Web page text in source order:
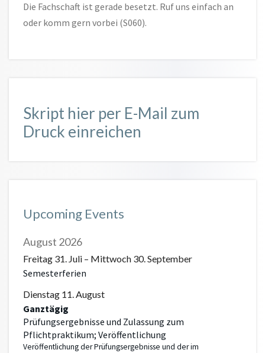
Die Fachschaft ist gerade besetzt. Ruf uns einfach an
oder komm gern vorbei (S060).
Skript hier per E-Mail zum
Druck einreichen
Upcoming Events
August 2026
Freitag 31. Juli – Mittwoch 30.September
Semesterferien
Dienstag 11.August
Ganztägig
Prüfungsergebnisse und Zulassung zum
Pflichtpraktikum; Veröffentlichung
Veröffentlichung der Prüfungsergebnisse und der im